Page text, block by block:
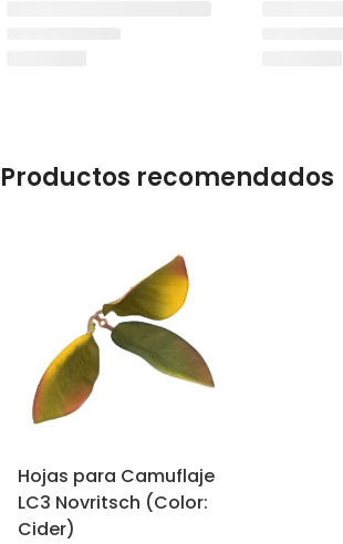
Productos recomendados
Hojas para Camuflaje
LC3 Novritsch (Color:
Cider)